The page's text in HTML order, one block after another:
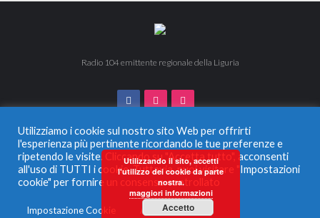
Radio 104 emittente regionale della Liguria
© 2024 Radio 104. Tutti i diritti riservati. Vietata la duplicazione
anche parziale.
Radio Monferrato Srl - P.IVA 00956220057 La società ha
ricevuto aiuti di Stato e aiuti de Minimis, soggetti all’obbligo di
pubblicazione nel Registro nazionale degli aiuti di Stato di cui
Utilizziamo i cookie sul nostro sito Web per offrirti
l'esperienza più pertinente ricordando le tue preferenze e
ripetendo le visite. Cliccando su "Accetta tutto", acconsenti
all'uso di TUTTI i cookie. Tuttavia, puoi visitare "Impostazioni
cookie" per fornire un consenso controllato
Impostazione Cookie Accetta tutto
Utilizzando il sito, accetti
l'utilizzo dei cookie da parte
nostra.
maggiori informazioni
Accetto